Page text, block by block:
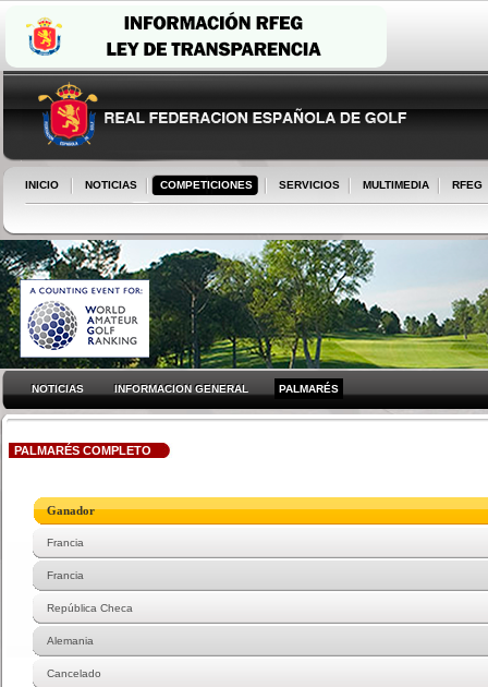
INICIO NOTICIAS COMPETICIONES SERVICIOS MULTIMEDIA RFEG
NOTICIAS INFORMACION GENERAL PALMARÉS
PALMARÉS COMPLETO
Ganador
Francia
Francia
República Checa
Alemania
Cancelado